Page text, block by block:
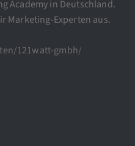
Academy in Deutschland.
Marketing-Experten aus.
121watt-gmbh/